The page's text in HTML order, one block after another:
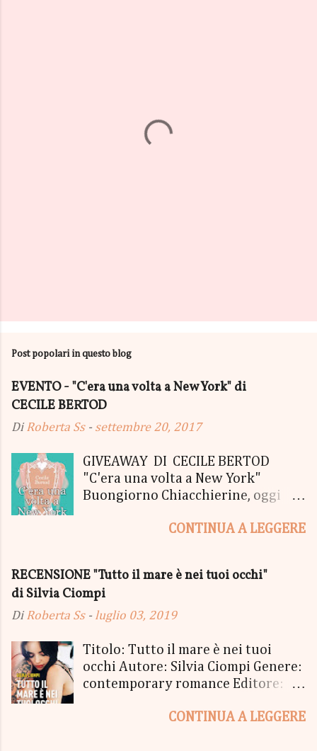
Post popolari in questo blog
EVENTO - "C'era una volta a New York" di
CECILE BERTOD
Di Roberta Ss - settembre 20, 2017
GIVEAWAY DI CECILE BERTOD
"C'era una volta a New York"
Buongiorno Chiacchierine, oggi
lanciamo il SUPER MEGA GIVEAWAY
05 Ottobre di "C'era una volta a
New York", edito Newton Compton.
Un Giveaway molto ricco per la
Premio, che si aggiudicherà tutto
in Un bel PACCO SORPRESA: - La
Copia Cartacea di "C'era una volta a
"tutto ma non il mio Tailleur" - una
CONTINUA A LEGGERE
RECENSIONE "Tutto il mare è nei tuoi occhi"
di Silvia Ciompi
Di Roberta Ss - luglio 03, 2019
Titolo: Tutto il mare è nei tuoi
occhi Autore: Silvia Ciompi Genere:
contemporary romance Editore:
Pubblicazione: 4 giugno Formato:
CONTINUA A LEGGERE